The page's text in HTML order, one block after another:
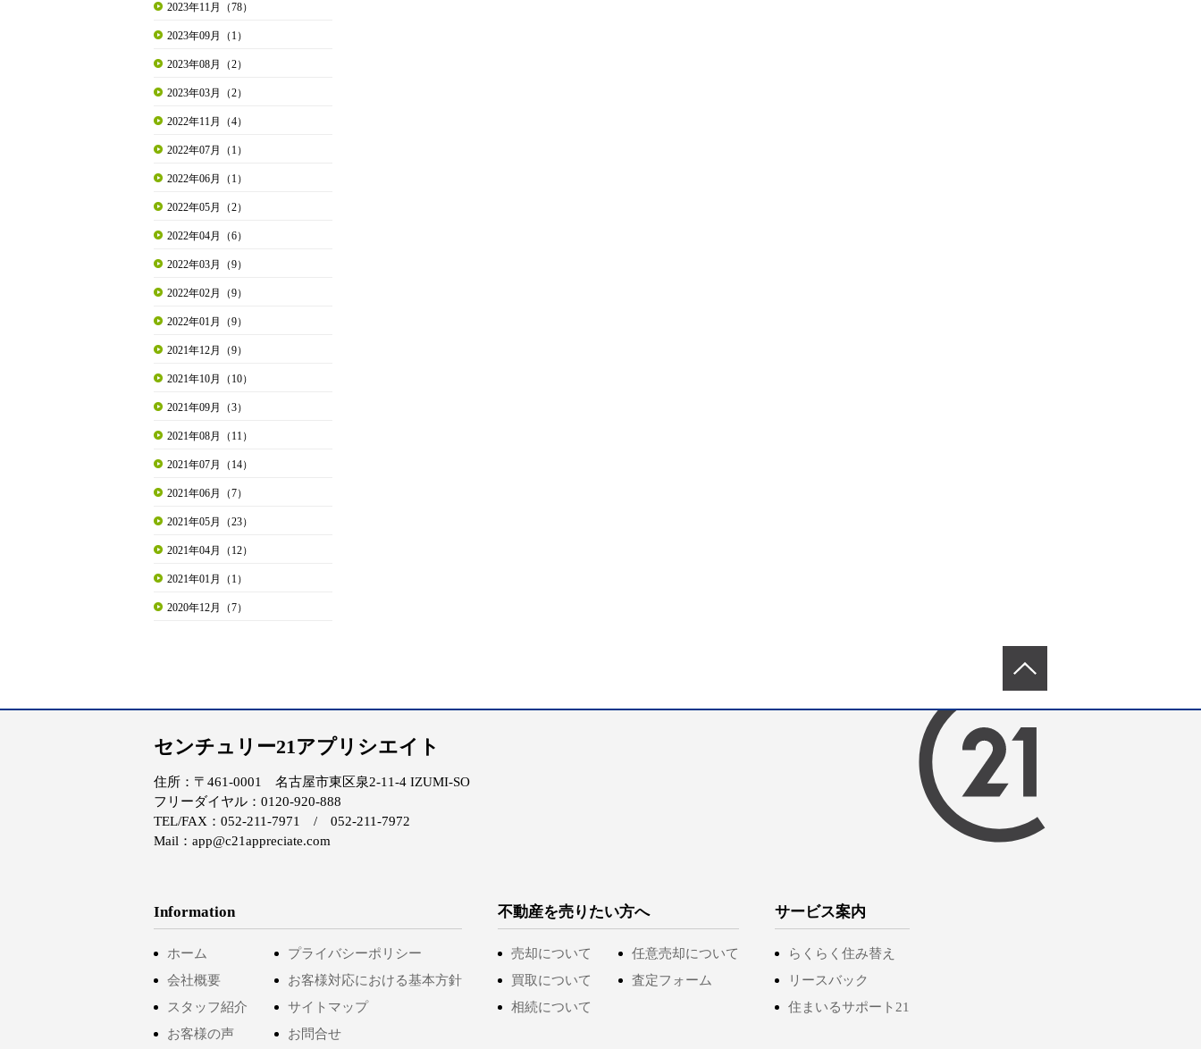
2023年11月（78）
2023年09月（1）
2023年08月（2）
2023年03月（2）
2022年11月（4）
2022年07月（1）
2022年06月（1）
2022年05月（2）
2022年04月（6）
2022年03月（9）
2022年02月（9）
2022年01月（9）
2021年12月（9）
2021年10月（10）
2021年09月（3）
2021年08月（11）
2021年07月（14）
2021年06月（7）
2021年05月（23）
2021年04月（12）
2021年01月（1）
2020年12月（7）
Information
ホーム
会社概要
スタッフ紹介
お客様の声
プライバシーポリシー
お客様対応における基本方針
サイトマップ
お問合せ
不動産を売りたい方へ
売却について
買取について
相続について
任意売却について
査定フォーム
サービス案内
らくらく住み替え
リースバック
住まいるサポート21
センチュリー21アプリシエイト
住所：〒461-0001 名古屋市東区泉2-11-4 IZUMI-SO
フリーダイヤル：0120-920-888
TEL/FAX：052-211-7971 / 052-211-7972
Mail：app@c21appreciate.com